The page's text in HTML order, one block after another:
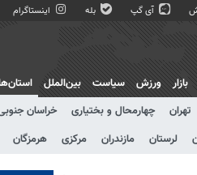
آی گپ بله اینستاگرام
بازار ورزش سیاست بین‌الملل
تهران چهارمحال و بختیاری خراسان
لرستان مازندران مرکزی هرمزگان